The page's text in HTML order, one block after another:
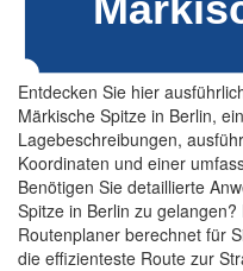
Entdecken Sie hier
Märkische Spitze in Berlin,
Lagebeschreibungen,
Koordinaten und einer
Benötigen Sie detaillierte
Spitze in Berlin zu
Routenplaner berechnet für
die effizienteste Route zur